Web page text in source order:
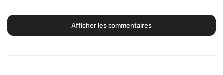
Afficher les commentaires